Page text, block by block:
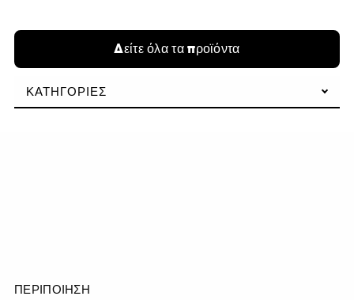
Δείτε όλα τα προϊόντα
ΚΑΤΗΓΟΡΊΕΣ
ΠΕΡΙΠΟΙΗΣΗ